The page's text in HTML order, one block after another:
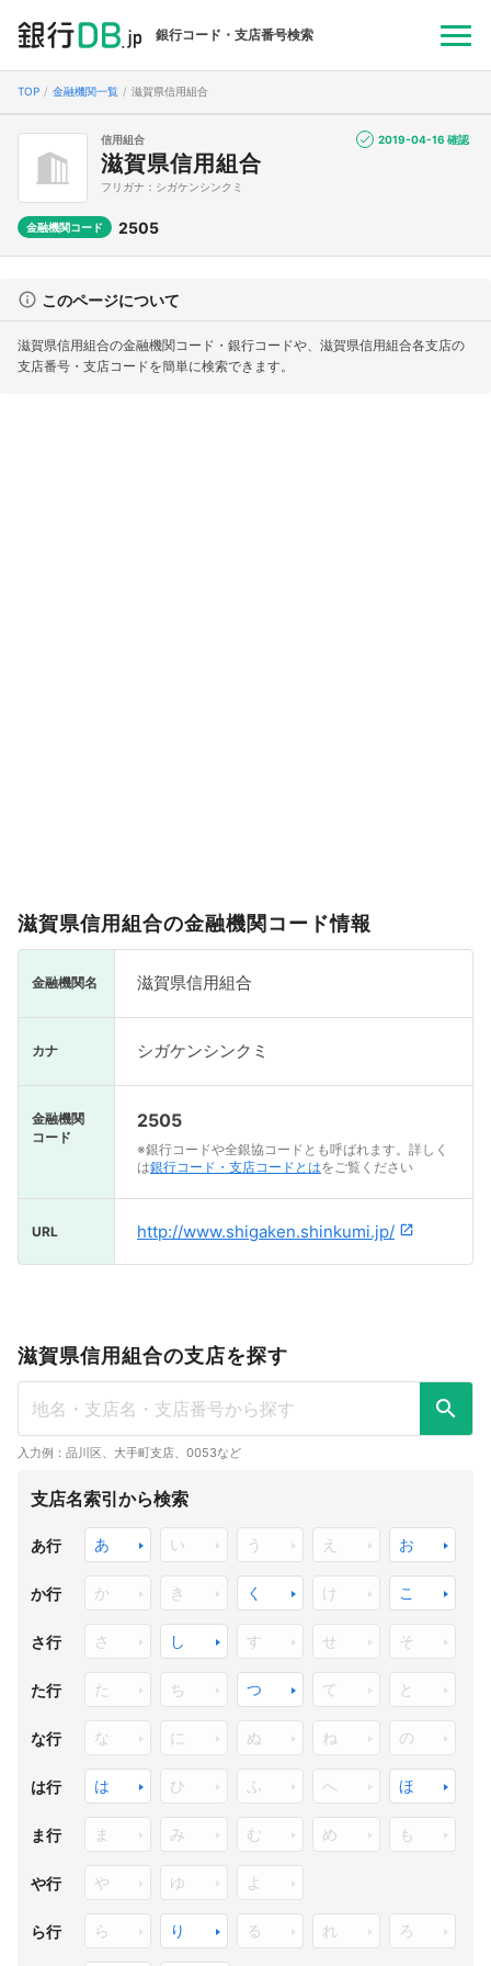
銀行コード・支店番号検索
TOP 金融機関一覧 滋賀県信用組合
信用組合
滋賀県信用組合
フリガナ：シガケンシンクミ
金融機関コード 2505
2019-04-16 確認
このページについて
滋賀県信用組合の金融機関コード・銀行コードや、滋賀県信用組合各支店の
支店番号・支店コードを簡単に検索できます。
滋賀県信用組合の金融機関コード情報
金融機関名 滋賀県信用組合
カナ シガケンシンクミ
金融機関
コード
2505
※銀行コードや全銀協コードとも呼ばれます。詳しく
は銀行コード・支店コードとはをご覧ください
URL http://www.shigaken.shinkumi.jp/
滋賀県信用組合の支店を探す
入力例：品川区、大手町支店、0053など
支店名索引から検索
あ行 あ い う え お
か行 か き く け こ
さ行 さ し す せ そ
た行 た ち つ て と
な行 な に ぬ ね の
は行 は ひ ふ へ ほ
ま行 ま み む め も
や行 や ゆ よ
ら行 ら り る れ ろ